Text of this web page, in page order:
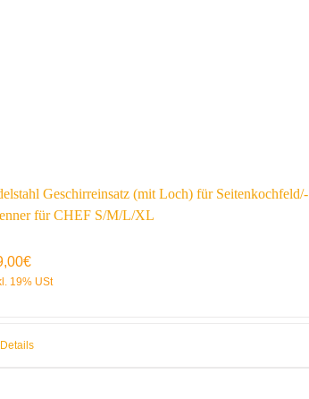
Geschirreinsatz (mit Loch) für Seitenkochfeld/-
für CHEF S/M/L/XL
€
Details